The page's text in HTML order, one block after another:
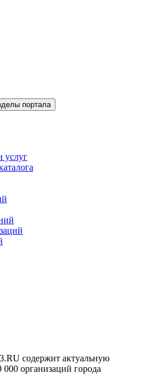
портала
услуг
содержит актуальную
организаций города